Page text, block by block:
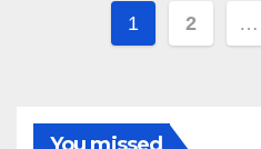
Paginação
posts
1 2 …